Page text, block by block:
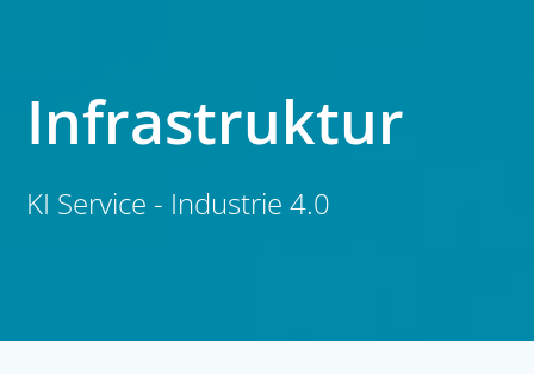
Infrastruktur
KI Service - Industrie 4.0